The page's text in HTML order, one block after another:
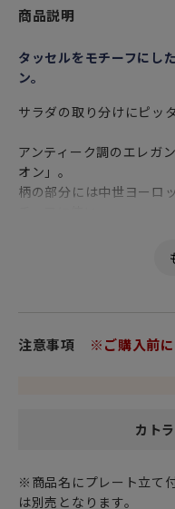
商品説明
タッセルをモチーフにし
ン。
サラダの取り分けにピッタ
アンティーク調のエレガ
オン」。
柄の部分には中世ヨーロ
品のあるデザインに仕上
素敵なお食事時間をぜひ
注意事項 ※ご購入前
カト
※商品名にプレート立て
は別売となります。